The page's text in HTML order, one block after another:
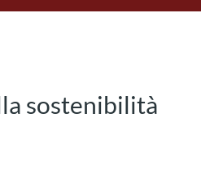
sostenibilità